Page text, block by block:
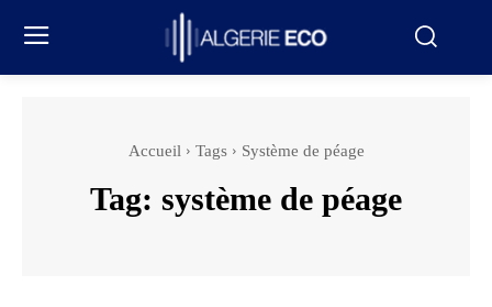
Accueil Tags Système de péage
Tag: système de péage